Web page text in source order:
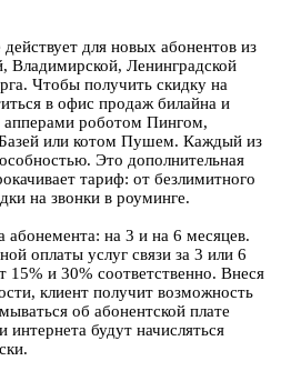
для новых абонентов из
Владимирской, Ленинградской
Чтобы получить скидку на
в офис продаж билайна и
роботом Пингом,
или котом Пушем. Каждый из
Это дополнительная
тариф: от безлимитного
на звонки в роуминге.
абонемента: на 3 и на 6 месяцев.
оплаты услуг связи за 3 или 6
15% и 30% соответственно. Внеся
клиент получит возможность
об абонентской плате
будут начисляться